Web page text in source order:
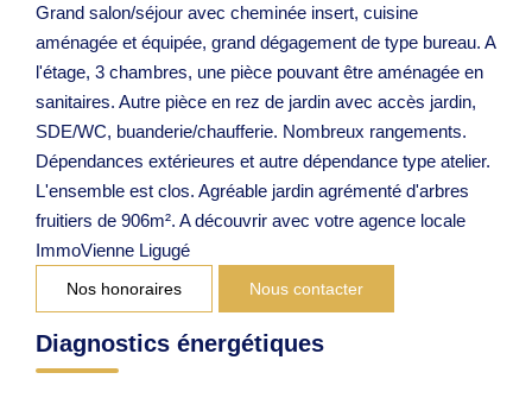
Grand salon/séjour avec cheminée insert, cuisine
aménagée et équipée, grand dégagement de type bureau. A
l'étage, 3 chambres, une pièce pouvant être aménagée en
sanitaires. Autre pièce en rez de jardin avec accès jardin,
SDE/WC, buanderie/chaufferie. Nombreux rangements.
Dépendances extérieures et autre dépendance type atelier.
L'ensemble est clos. Agréable jardin agrémenté d'arbres
fruitiers de 906m². A découvrir avec votre agence locale
ImmoVienne Ligugé
Nos honoraires Nous contacter
Diagnostics énergétiques